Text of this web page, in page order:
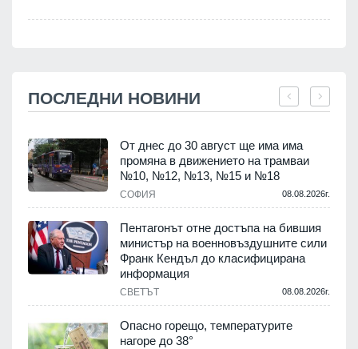
ПОСЛЕДНИ НОВИНИ
От днес до 30 август ще има има
промяна в движението на трамваи
№10, №12, №13, №15 и №18
СОФИЯ 08.08.2026г.
Пентагонът отне достъпа на бившия
министър на военновъздушните сили
Франк Кендъл до класифицирана
информация
СВЕТЪТ 08.08.2026г.
Опасно горещо, температурите
нагоре до 38°